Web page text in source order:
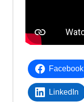
Facebook
LinkedIn